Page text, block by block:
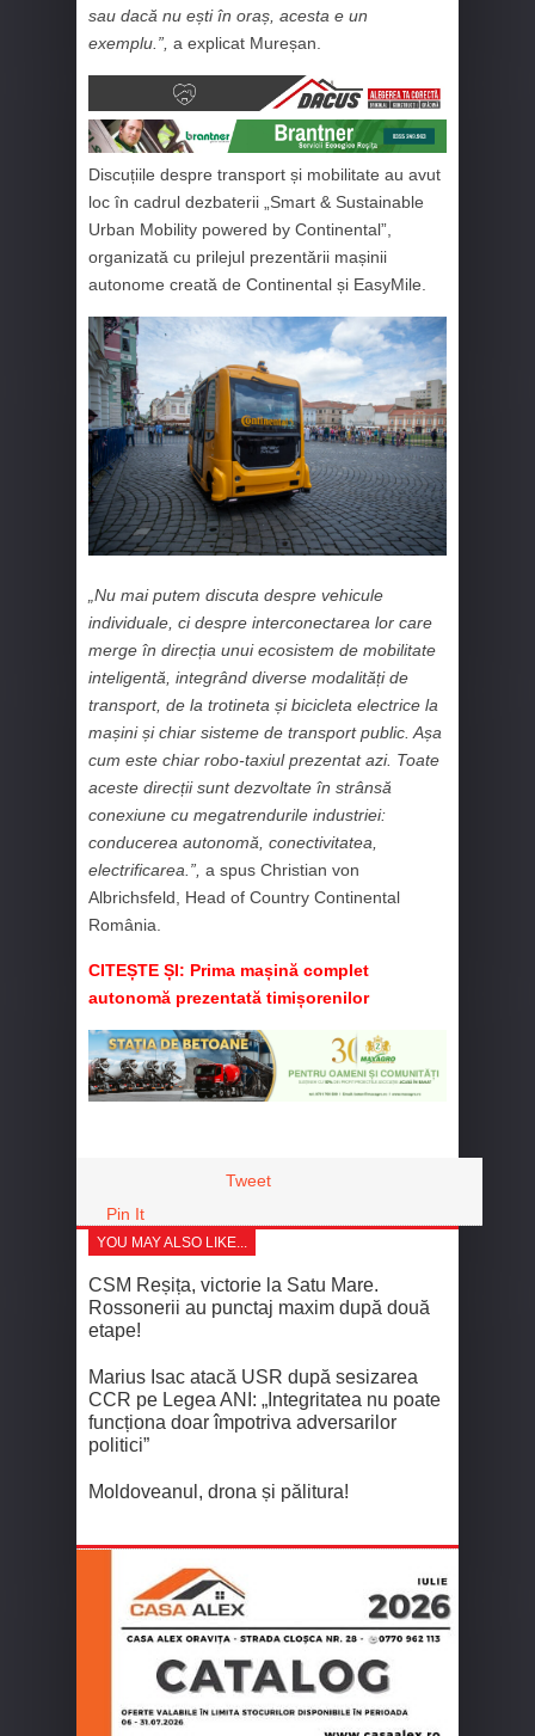
sau dacă nu ești în oraș, acesta e un
exemplu.”, a explicat Mureșan.
Discuțiile despre transport și mobilitate au avut
loc în cadrul dezbaterii
„Smart & Sustainable
Urban Mobility powered by Continental”,
organizată cu prilejul prezentării mașinii
autonome creată de Continental și EasyMile.
„Nu mai putem discuta despre vehicule
individuale, ci despre interconectarea lor care
merge în direcția unui ecosistem de mobilitate
inteligentă, integrând diverse modalități de
transport, de la trotineta și bicicleta electrice la
mașini și chiar sisteme de transport public. Așa
cum este chiar robo-taxiul prezentat azi. Toate
aceste direcții sunt dezvoltate în strânsă
conexiune cu megatrendurile industriei:
conducerea autonomă, conectivitatea,
electrificarea.”, a spus Christian von
Albrichsfeld, Head of Country Continental
România.
CITEȘTE ȘI: Prima mașină complet
autonomă prezentată timișorenilor
Tweet
Pin It
YOU MAY ALSO LIKE...
CSM Reșița, victorie la Satu Mare.
Rossonerii au punctaj maxim după două
etape!
Marius Isac atacă USR după sesizarea
CCR pe Legea ANI: „Integritatea nu poate
funcționa doar împotriva adversarilor
politici”
Moldoveanul, drona și pălitura!